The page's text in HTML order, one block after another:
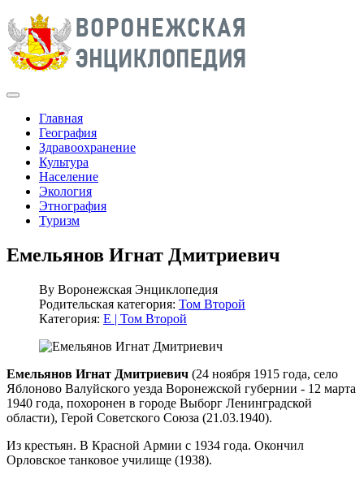
Главная
География
Здравоохранение
Культура
Население
Экология
Этнография
Туризм
Емельянов Игнат Дмитриевич
By Воронежская Энциклопедия
Родительская категория: Том Второй
Категория: Е | Том Второй
Емельянов Игнат Дмитриевич (24 ноября 1915 года, село
Яблоново Валуйского уезда Воронежской губернии - 12 марта
1940 года, похоронен в городе Выборг Ленинградской
области), Герой Советского Союза (21.03.1940).
Из крестьян. В Красной Армии с 1934 года. Окончил
Орловское танковое училище (1938).